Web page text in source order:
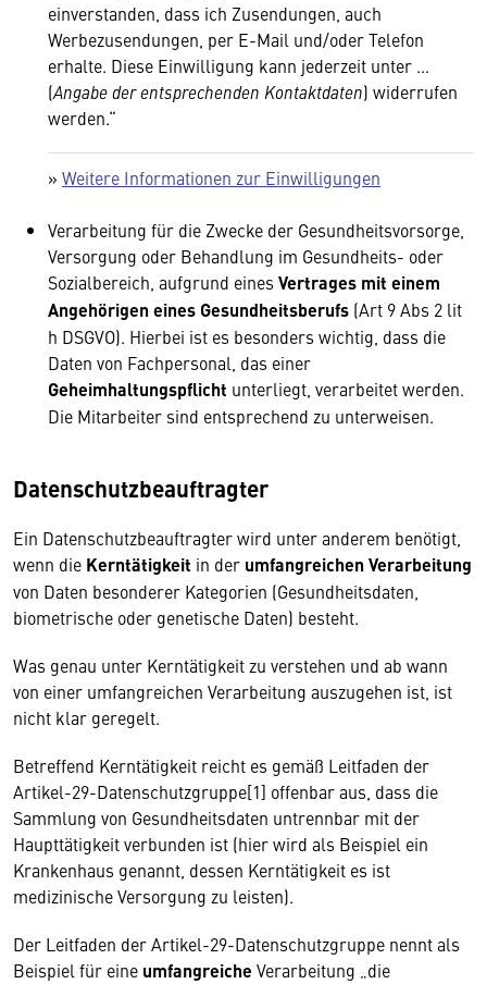
einverstanden, dass ich Zusendungen, auch
Werbezusendungen, per E-Mail und/oder Telefon
erhalte. Diese Einwilligung kann jederzeit unter …
(Angabe der entsprechenden Kontaktdaten) widerrufen
werden.“
» Weitere Informationen zur Einwilligungen
Verarbeitung für die Zwecke der Gesundheitsvorsorge,
Versorgung oder Behandlung im Gesundheits- oder
Sozialbereich, aufgrund eines Vertrages mit einem
Angehörigen eines Gesundheitsberufs (Art 9 Abs 2 lit
h DSGVO). Hierbei ist es besonders wichtig, dass die
Daten von Fachpersonal, das einer
Geheimhaltungspflicht unterliegt, verarbeitet werden.
Die Mitarbeiter sind entsprechend zu unterweisen.
Datenschutzbeauftragter
Ein Datenschutzbeauftragter wird unter anderem benötigt,
wenn die Kerntätigkeit in der umfangreichen Verarbeitung
von Daten besonderer Kategorien (Gesundheitsdaten,
biometrische oder genetische Daten) besteht.
Was genau unter Kerntätigkeit zu verstehen und ab wann
von einer umfangreichen Verarbeitung auszugehen ist, ist
nicht klar geregelt.
Betreffend Kerntätigkeit reicht es gemäß Leitfaden der
Artikel-29-Datenschutzgruppe[1] offenbar aus, dass die
Sammlung von Gesundheitsdaten untrennbar mit der
Haupttätigkeit verbunden ist (hier wird als Beispiel ein
Krankenhaus genannt, dessen Kerntätigkeit es ist
medizinische Versorgung zu leisten).
Der Leitfaden der Artikel-29-Datenschutzgruppe nennt als
Beispiel für eine umfangreiche Verarbeitung „die